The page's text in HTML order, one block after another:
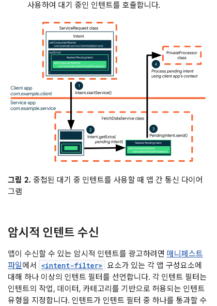
사용하여 대기 중인 인텐트를 호출합니다.
그림 2. 중첩된 대기 중 인텐트를 사용할 때 앱 간 통신 다이어
그램
암시적 인텐트 수신
앱이 수신할 수 있는 암시적 인텐트를 광고하려면 매니페스트
파일에서 <intent-filter> 요소가 있는 각 앱 구성요소에
대해 하나 이상의 인텐트 필터를 선언합니다. 각 인텐트 필터는
인텐트의 작업, 데이터, 카테고리를 기반으로 허용되는 인텐트
유형을 지정합니다. 인텐트가 인텐트 필터 중 하나를 통과할 수